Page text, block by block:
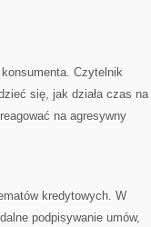
Czytelnik
się, jak działa czas na
na agresywny
kredytowych. W
podpisywanie umów,